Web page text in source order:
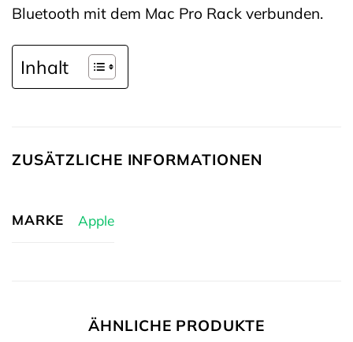
Bluetooth mit dem Mac Pro Rack verbunden.
Inhalt
ZUSÄTZLICHE INFORMATIONEN
MARKE Apple
ÄHNLICHE PRODUKTE